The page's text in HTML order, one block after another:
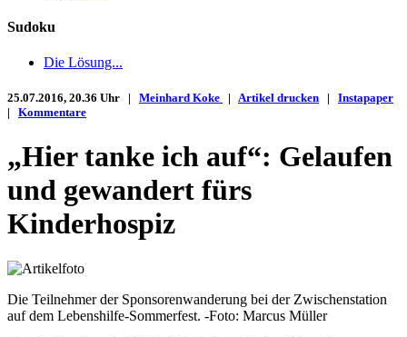
Sudoku
Die Lösung...
25.07.2016, 20.36 Uhr | Meinhard Koke | Artikel drucken | Instapaper
| Kommentare
„Hier tanke ich auf“: Gelaufen
und gewandert fürs
Kinderhospiz
Die Teilnehmer der Sponsorenwanderung bei der Zwischenstation
auf dem Lebenshilfe-Sommerfest. -Foto: Marcus Müller